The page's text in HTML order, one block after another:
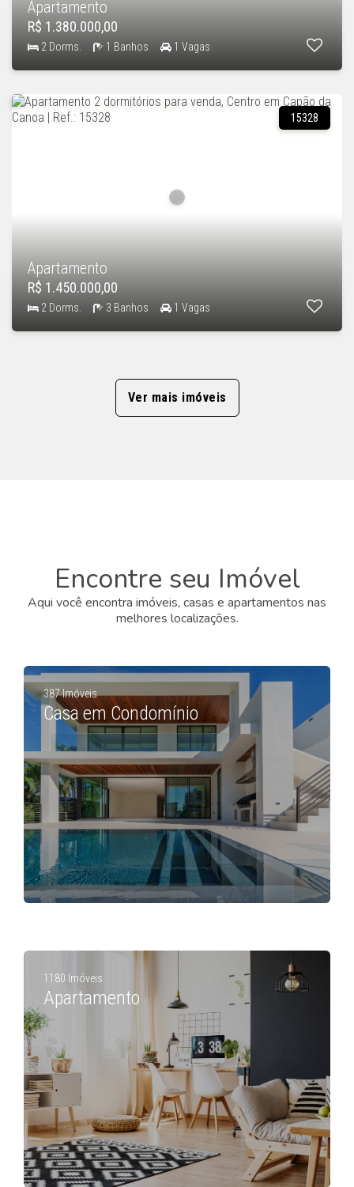
Apartamento
R$ 1.380.000,00
2 Dorms. 1 Banhos 1 Vagas
15328
Apartamento
R$ 1.450.000,00
2 Dorms. 3 Banhos 1 Vagas
Ver mais imóveis
Encontre seu Imóvel
Aqui você encontra imóveis, casas e apartamentos nas
melhores localizações.
387 Imóveis
Casa em Condomínio
1180 Imóveis
Apartamento